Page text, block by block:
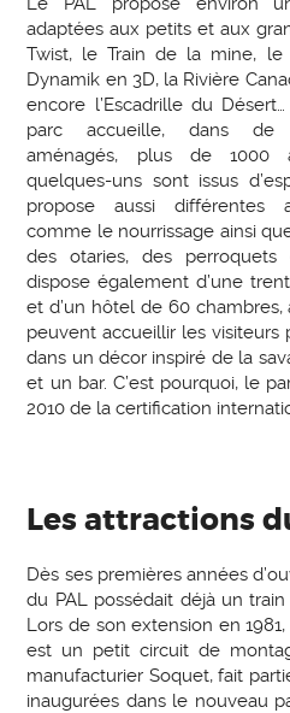
adaptées aux petits et aux
Twist, le Train de la mine,
Dynamik en 3D, la Rivière
encore l’Escadrille du
parc accueille, dans de
aménagés, plus de 1000
quelques-uns sont issus
propose aussi différentes
comme le nourrissage ainsi
des otaries, des
dispose également d’une
et d’un hôtel de 60 chambres,
peuvent accueillir les visiteurs
dans un décor inspiré de la
et un bar. C’est pourquoi, le
2010 de la certification
Les attractions
Dès ses premières années
du PAL possédait déjà un
Lors de son extension en
est un petit circuit de
manufacturier Soquet, fait
inaugurées dans le nouveau